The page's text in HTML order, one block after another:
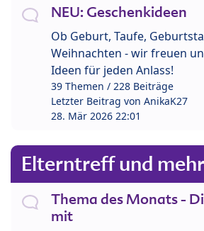
NEU: Geschenkideen
Ob Geburt, Taufe,
Weihnachten - wir freuen
Ideen für jeden Anlass!
39 Themen / 228 Beiträge
Letzter Beitrag von AnikaK27
28. Mär 2026 22:01
Elterntreff und mehr
Thema des Monats -
mit